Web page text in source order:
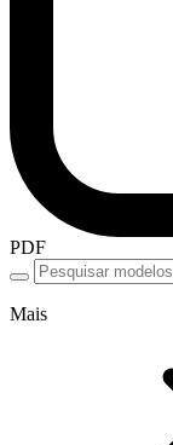
PDF
Mais